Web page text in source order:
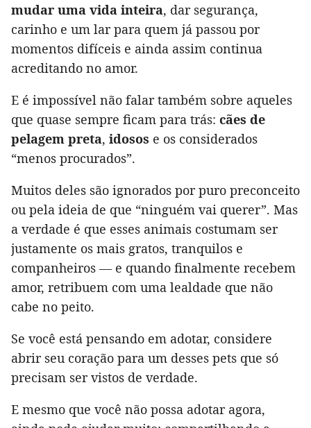
mudar uma vida inteira, dar segurança,
carinho e um lar para quem já passou por
momentos difíceis e ainda assim continua
acreditando no amor.
E é impossível não falar também sobre aqueles
que quase sempre ficam para trás: cães de
pelagem preta, idosos e os considerados
“menos procurados”.
Muitos deles são ignorados por puro preconceito
ou pela ideia de que “ninguém vai querer”. Mas
a verdade é que esses animais costumam ser
justamente os mais gratos, tranquilos e
companheiros — e quando finalmente recebem
amor, retribuem com uma lealdade que não
cabe no peito.
Se você está pensando em adotar, considere
abrir seu coração para um desses pets que só
precisam ser vistos de verdade.
E mesmo que você não possa adotar agora,